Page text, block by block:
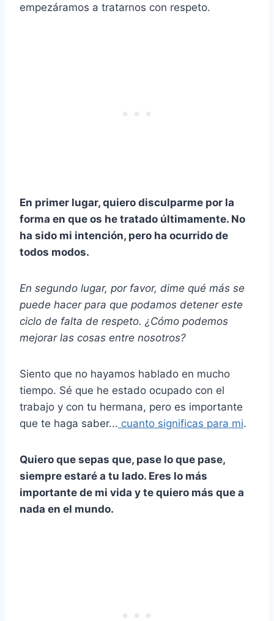
empezáramos a tratarnos con respeto.
En primer lugar, quiero disculparme por la
forma en que os he tratado últimamente. No
ha sido mi intención, pero ha ocurrido de
todos modos.
En segundo lugar, por favor, dime qué más se
puede hacer para que podamos detener este
ciclo de falta de respeto. ¿Cómo podemos
mejorar las cosas entre nosotros?
Siento que no hayamos hablado en mucho
tiempo. Sé que he estado ocupado con el
trabajo y con tu hermana, pero es importante
que te haga saber... cuanto significas para mi.
Quiero que sepas que, pase lo que pase,
siempre estaré a tu lado. Eres lo más
importante de mi vida y te quiero más que a
nada en el mundo.